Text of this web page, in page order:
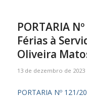
PORTARIA
Férias à
Oliveira
13 de dezembro de 2023
PORTARIA Nº 121/